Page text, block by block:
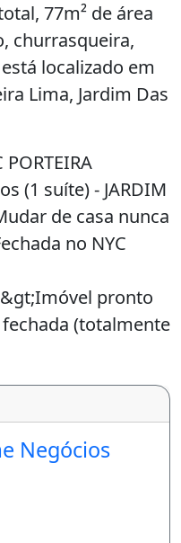
77m² de área
churrasqueira,
localizado em
Lima, Jardim Das
(1 suíte) - JARDIM
de casa nunca
no NYC
pronto
(totalmente
sua busca
ou
Negócios